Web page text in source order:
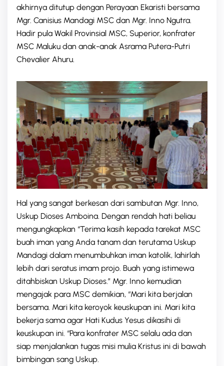
akhirnya ditutup dengan Perayaan Ekaristi bersama
Mgr. Canisius Mandagi MSC dan Mgr. Inno Ngutra.
Hadir pula Wakil Provinsial MSC, Superior, konfrater
MSC Maluku dan anak-anak Asrama Putera-Putri
Chevalier Ahuru.
Hal yang sangat berkesan dari sambutan Mgr. Inno,
Uskup Dioses Amboina. Dengan rendah hati beliau
mengungkapkan “Terima kasih kepada tarekat MSC
buah iman yang Anda tanam dan terutama Uskup
Mandagi dalam menumbuhkan iman katolik, lahirlah
lebih dari seratus imam projo. Buah yang istimewa
ditahbiskan Uskup Dioses.” Mgr. Inno kemudian
mengajak para MSC demikian, “Mari kita berjalan
bersama. Mari kita keroyok keuskupan ini. Mari kita
bekerja sama agar Hati Kudus Yesus dikasihi di
keuskupan ini. “Para konfrater MSC selalu ada dan
siap menjalankan tugas misi mulia Kristus ini di bawah
bimbingan sang Uskup.